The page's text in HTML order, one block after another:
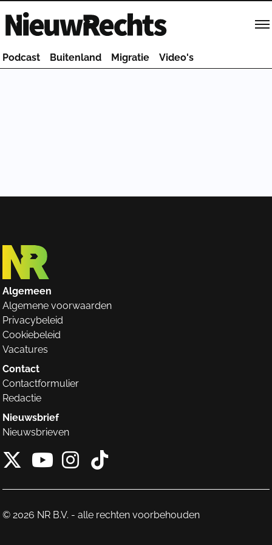
Homepage van NieuwRechts
Podcast Buitenland Migratie Video's
Algemeen
Algemene voorwaarden
Privacybeleid
Cookiebeleid
Vacatures
Contact
Contactformulier
Redactie
Nieuwsbrief
Nieuwsbrieven
X van NieuwRechts
Instagram van
Tiktok van
© 2026 NR B.V. - alle rechten voorbehouden